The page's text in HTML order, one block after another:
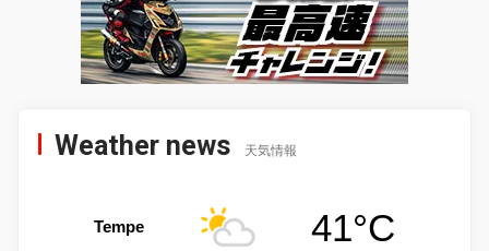
Weather news 天気情報
Tempe 41°C